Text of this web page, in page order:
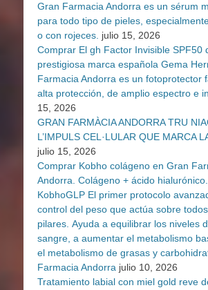
Gran Farmacia Andorra es un sérum
para todo tipo de pieles,
o con rojeces. julio 15, 2026
Comprar El gh Factor Invisible SPF50
prestigiosa marca española Gema
Farmacia Andorra es un fotoprotector
alta protección, de amplio espectro e
15, 2026
GRAN FARMÀCIA ANDORRA TRU
L’IMPULS CEL·LULAR QUE MARCA
julio 15, 2026
Comprar Kobho colágeno en Gran
Andorra. Colágeno + ácido hialurónico.
KobhoGLP El primer protocolo
control del peso que actúa sobre
pilares. Ayuda a equilibrar los niveles
sangre, a aumentar el metabolismo
el metabolismo de grasas y
Farmacia Andorra julio 10, 2026
Tratamiento labial con miel gold reve